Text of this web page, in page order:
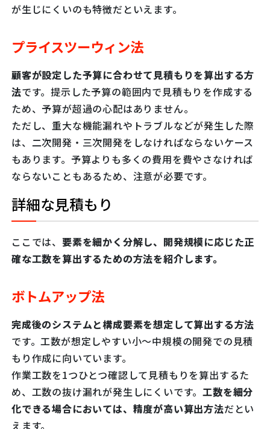
が生じにくいのも特徴だといえます。
プライスツーウィン法
顧客が設定した予算に合わせて見積もりを算出する方
法です。提示した予算の範囲内で見積もりを作成する
ため、予算が超過の心配はありません。
ただし、重大な機能漏れやトラブルなどが発生した際
は、二次開発・三次開発をしなければならないケース
もあります。予算よりも多くの費用を費やさなければ
ならないこともあるため、注意が必要です。
詳細な見積もり
ここでは、 要素を細かく分解し、開発規模に応じた正
確な工数を算出するための方法を紹介します。
ボトムアップ法
完成後のシステムと構成要素を想定して算出する方法
です。工数が想定しやすい小～中規模の開発での見積
もり作成に向いています。
作業工数を1つひとつ確認して見積もりを算出するた
め、工数の抜け漏れが発生しにくいです。工数を細分
化できる場合においては、精度が高い算出方法だとい
えます。